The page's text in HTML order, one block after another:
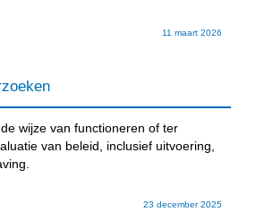
11 maart 2026
wijze van functioneren of ter
van beleid, inclusief uitvoering,
23 december 2025